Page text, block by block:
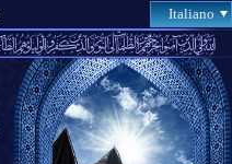
Italiano